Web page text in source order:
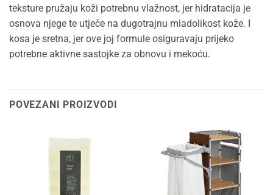
teksture pružaju koži potrebnu vlažnost, jer hidratacija je
osnova njege te utječe na dugotrajnu mladolikost kože. I
kosa je sretna, jer ove joj formule osiguravaju prijeko
potrebne aktivne sastojke za obnovu i mekoću.
POVEZANI PROIZVODI